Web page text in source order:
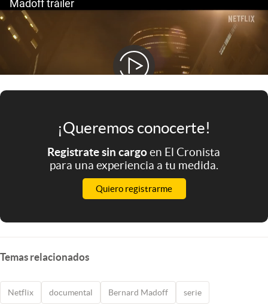
Clase
Clima
Mundial 2026
Eventos Corporativos
El Cronista Studio
Argentina
¡Queremos conocerte!
Registrate sin cargoen El Cronista
para una experiencia a tu medida.
Quiero registrarme
Temas relacionados
Netflix documental Bernard Madoff serie